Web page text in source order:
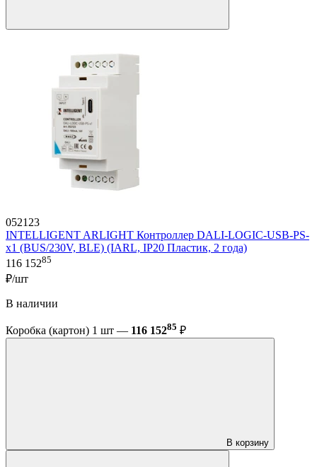
052123
INTELLIGENT ARLIGHT Контроллер DALI-LOGIC-USB-PS-
x1 (BUS/230V, BLE) (IARL, IP20 Пластик, 2 года)
116 15285
₽/шт
В наличии
Коробка (картон) 1 шт — 116 15285 ₽
В корзину